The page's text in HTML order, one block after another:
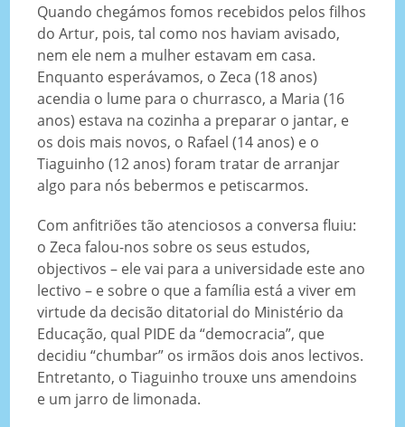
Quando chegámos fomos recebidos pelos filhos
do Artur, pois, tal como nos haviam avisado,
nem ele nem a mulher estavam em casa.
Enquanto esperávamos, o Zeca (18 anos)
acendia o lume para o churrasco, a Maria (16
anos) estava na cozinha a preparar o jantar, e
os dois mais novos, o Rafael (14 anos) e o
Tiaguinho (12 anos) foram tratar de arranjar
algo para nós bebermos e petiscarmos.
Com anfitriões tão atenciosos a conversa fluiu:
o Zeca falou-nos sobre os seus estudos,
objectivos – ele vai para a universidade este ano
lectivo – e sobre o que a família está a viver em
virtude da decisão ditatorial do Ministério da
Educação, qual PIDE da “democracia”, que
decidiu “chumbar” os irmãos dois anos lectivos.
Entretanto, o Tiaguinho trouxe uns amendoins
e um jarro de limonada.